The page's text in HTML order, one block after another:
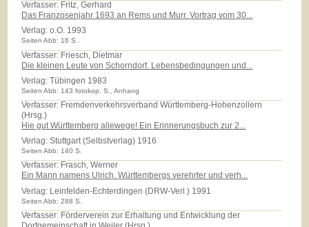
Verfasser: Fritz, Gerhard
Das Franzosenjahr 1693 an Rems und Murr. Vortrag vom 30...
Verlag:o.O. 1993
Seiten Abb: 16 S.
Verfasser: Friesch, Dietmar
Die kleinen Leute von Schorndorf. Lebensbedingungen und...
Verlag:Tübingen 1983
Seiten Abb: 143 fotokop. S., Anhang
Verfasser: Fremdenverkehrsverband Württemberg-Hohenzollern
(Hrsg.)
Hie gut Württemberg allewege! Ein Erinnerungsbuch zur 2...
Verlag:Stuttgart (Selbstverlag) 1916
Seiten Abb: 140 S.
Verfasser: Frasch, Werner
Ein Mann namens Ulrich. Württembergs verehrter und verh...
Verlag: Leinfelden-Echterdingen (DRW-Verl.) 1991
Seiten Abb: 288 S.
Verfasser: Förderverein zur Erhaltung und Entwicklung der